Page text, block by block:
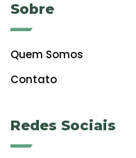
Sobre
Quem Somos
Contato
Redes Sociais